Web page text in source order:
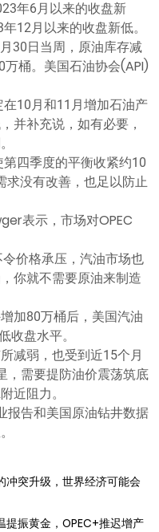
年6月以来的收盘新
12月以来的收盘新低。
30日当周，原油库存减
桶。美国石油协会(API)
10月和11月增加石油产
并补充说，如有必要，
四季度的平衡收紧约10
没有改善，也足以防止
表示，市场对OPEC
价格承压，汽油市场也
你就不需要原油来制造
加80万桶后，美国汽油
盘水平。
减弱，也受到近15个月
，需要提防油价震荡筑底
近阻力。
报告和美国原油钻井数据
冲突升级，世界经济可能会
提振黄金，OPEC+推迟增产